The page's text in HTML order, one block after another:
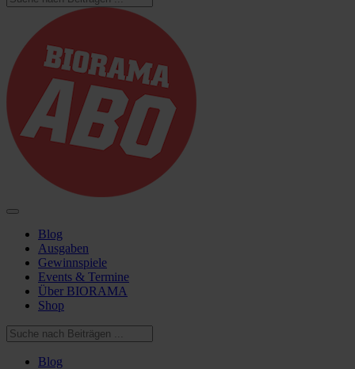
Blog
Ausgaben
Gewinnspiele
Events & Termine
Über BIORAMA
Shop
Blog